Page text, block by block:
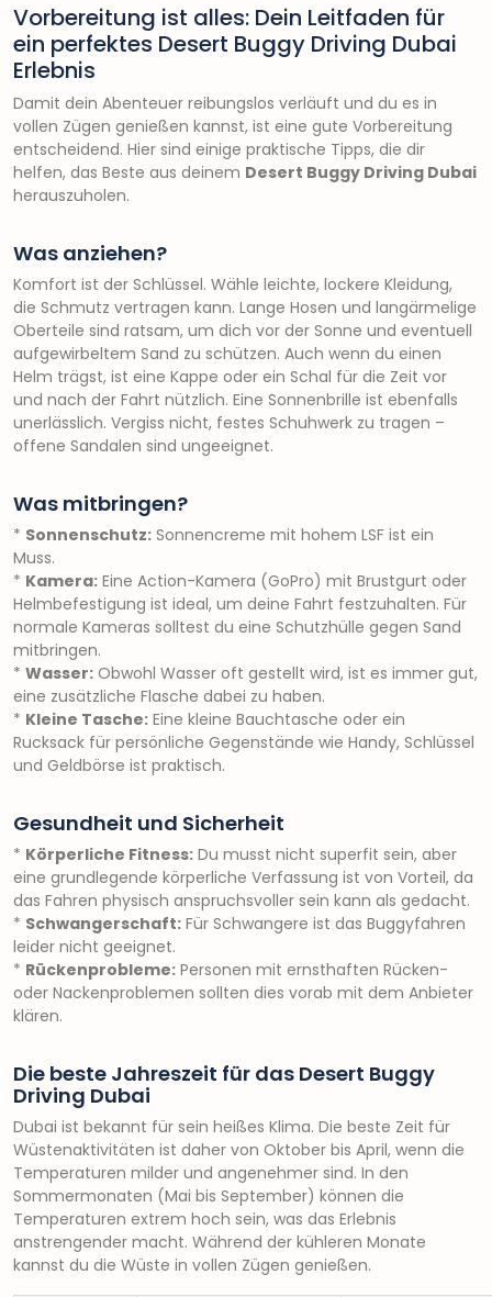
Vorbereitung ist alles: Dein Leitfaden für
ein perfektes Desert Buggy Driving Dubai
Erlebnis
Damit dein Abenteuer reibungslos verläuft und du es in
vollen Zügen genießen kannst, ist eine gute Vorbereitung
entscheidend. Hier sind einige praktische Tipps, die dir
helfen, das Beste aus deinem Desert Buggy Driving Dubai
herauszuholen.
Was anziehen?
Komfort ist der Schlüssel. Wähle leichte, lockere Kleidung,
die Schmutz vertragen kann. Lange Hosen und langärmelige
Oberteile sind ratsam, um dich vor der Sonne und eventuell
aufgewirbeltem Sand zu schützen. Auch wenn du einen
Helm trägst, ist eine Kappe oder ein Schal für die Zeit vor
und nach der Fahrt nützlich. Eine Sonnenbrille ist ebenfalls
unerlässlich. Vergiss nicht, festes Schuhwerk zu tragen –
offene Sandalen sind ungeeignet.
Was mitbringen?
* Sonnenschutz: Sonnencreme mit hohem LSF ist ein
Muss.
* Kamera: Eine Action-Kamera (GoPro) mit Brustgurt oder
Helmbefestigung ist ideal, um deine Fahrt festzuhalten. Für
normale Kameras solltest du eine Schutzhülle gegen Sand
mitbringen.
* Wasser: Obwohl Wasser oft gestellt wird, ist es immer gut,
eine zusätzliche Flasche dabei zu haben.
* Kleine Tasche: Eine kleine Bauchtasche oder ein
Rucksack für persönliche Gegenstände wie Handy, Schlüssel
und Geldbörse ist praktisch.
Gesundheit und Sicherheit
* Körperliche Fitness: Du musst nicht superfit sein, aber
eine grundlegende körperliche Verfassung ist von Vorteil, da
das Fahren physisch anspruchsvoller sein kann als gedacht.
* Schwangerschaft: Für Schwangere ist das Buggyfahren
leider nicht geeignet.
* Rückenprobleme: Personen mit ernsthaften Rücken-
oder Nackenproblemen sollten dies vorab mit dem Anbieter
klären.
Die beste Jahreszeit für das Desert Buggy
Driving Dubai
Dubai ist bekannt für sein heißes Klima. Die beste Zeit für
Wüstenaktivitäten ist daher von Oktober bis April, wenn die
Temperaturen milder und angenehmer sind. In den
Sommermonaten (Mai bis September) können die
Temperaturen extrem hoch sein, was das Erlebnis
anstrengender macht. Während der kühleren Monate
kannst du die Wüste in vollen Zügen genießen.